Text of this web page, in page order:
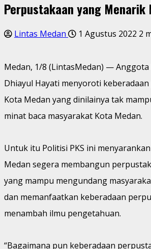
Perpustakaan yang Menarik
Lintas Medan 1 Agustus 2022 2
Medan, 1/8 (LintasMedan) — Anggota
Dhiayul Hayati menyoroti
Kota Medan yang dinilainya tak
minat baca masyarakat Kota Medan.
Untuk itu Politisi PKS ini
Medan segera membangun
yang mampu mengundang
dan memanfaatkan keberadaan
menambah ilmu pengetahuan.
“Bagaimana pun keberadaan